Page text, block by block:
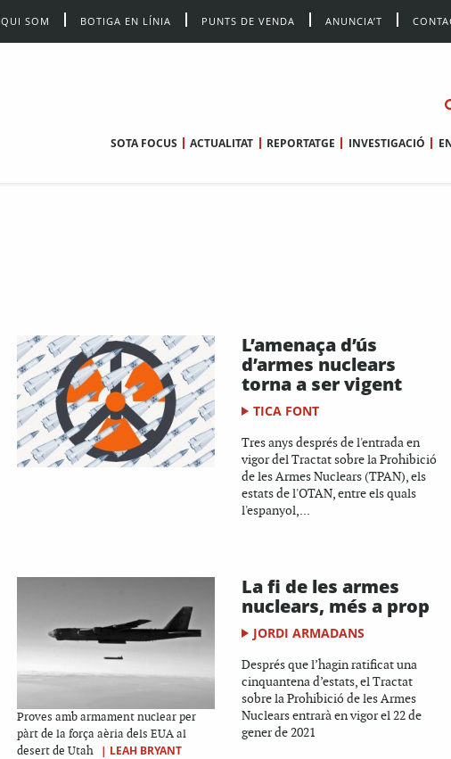
QUI SOM BOTIGA EN LÍNIA PUNTS DE VENDA ANUNCIA’T
SOTA FOCUS ACTUALITAT REPORTATGE INVESTIGACIÓ
L’amenaça d’ús
d’armes nuclears
torna a ser vigent
TICA FONT
Tres anys després de l'entrada en
vigor del Tractat sobre la Prohibició
de les Armes Nuclears (TPAN), els
estats de l'OTAN, entre els quals
l'espanyol,...
Proves amb armament nuclear per
pàrt de la força aèria dels EUA al
desert de Utah
| LEAH BRYANT
La fi de les armes
nuclears, més a prop
JORDI ARMADANS
Després que l’hagin ratificat una
cinquantena d’estats, el Tractat
sobre la Prohibició de les Armes
Nuclears entrarà en vigor el 22 de
gener de 2021